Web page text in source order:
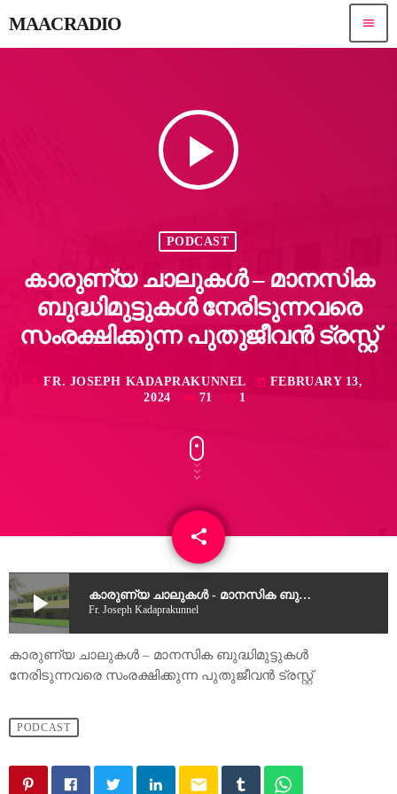
MAACRADIO menu
play_arrow
PODCAST
കാരുണ്യ ചാലുകൾ – മാനസിക
ബുദ്ധിമുട്ടുകൾ നേരിടുന്നവരെ
സംരക്ഷിക്കുന്ന പുതുജീവൻ ട്രസ്റ്റ്
mic FR. JOSEPH KADAPRAKUNNEL today FEBRUARY 13,
2024
71 1
share
email
play_arrow കാരുണ്യ ചാലുകൾ - മാനസിക ബുദ്ധിമുട്ടുകൾ നേരിടുന്നവരെ സംരക്ഷിക്കുന്ന പുതുജീവൻ ട്രസ്റ്റ്
Fr. Joseph Kadaprakunnel
കാരുണ്യ ചാലുകൾ – മാനസിക ബുദ്ധിമുട്ടുകൾ
നേരിടുന്നവരെ സംരക്ഷിക്കുന്ന പുതുജീവൻ ട്രസ്റ്റ്
PODCAST
email